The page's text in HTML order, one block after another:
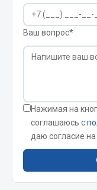
Гайки
Кольца стопорные
Пробки
Весь раздел
Ваш вопрос*
Нажимая на
соглашаюсь с
даю согласие на